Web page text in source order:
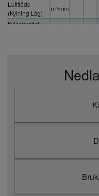
Luftflöde
(Kylning Låg)
m³/min
Kylkapacitet